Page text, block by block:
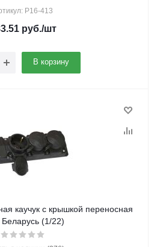
Р16-413
руб./шт
В корзину
каучук с крышкой переносная
Беларусь (1/22)